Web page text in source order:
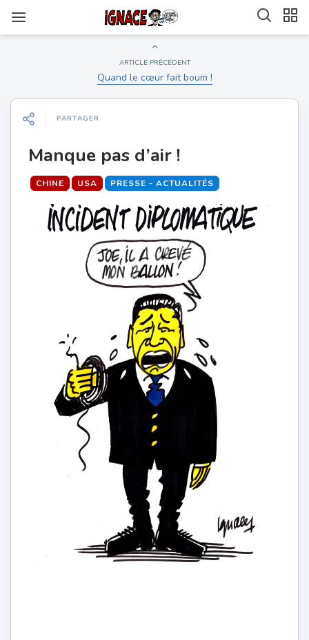
ARTICLE PRÉCÉDENT
Quand le cœur fait boum !
PARTAGER
Manque pas d’air !
CHINE USA PRESSE - ACTUALITÉS